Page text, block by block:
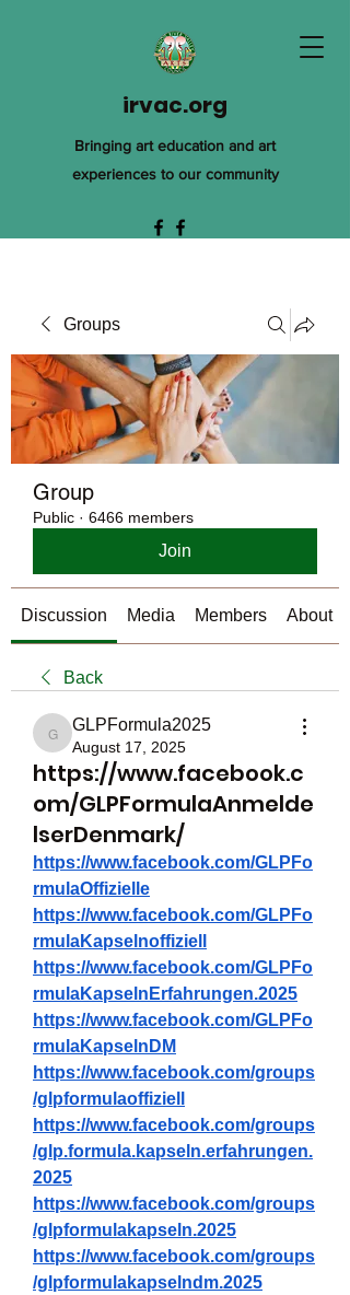
irvac.org
Bringing art education and art
experiences to our community
Groups
Group
Public · 6466 members
Join
Discussion Media Members About
Back
GLPFormula2025
GLPFormula2025
August 17, 2025
https://www.facebook.c
om/GLPFormulaAnmelde
lserDenmark/
https://www.facebook.com/GLPFo
rmulaOffizielle
https://www.facebook.com/GLPFo
rmulaKapselnoffiziell
https://www.facebook.com/GLPFo
rmulaKapselnErfahrungen.2025
https://www.facebook.com/GLPFo
rmulaKapselnDM
https://www.facebook.com/groups
/glpformulaoffiziell
https://www.facebook.com/groups
/glp.formula.kapseln.erfahrungen.
2025
https://www.facebook.com/groups
/glpformulakapseln.2025
https://www.facebook.com/groups
/glpformulakapselndm.2025